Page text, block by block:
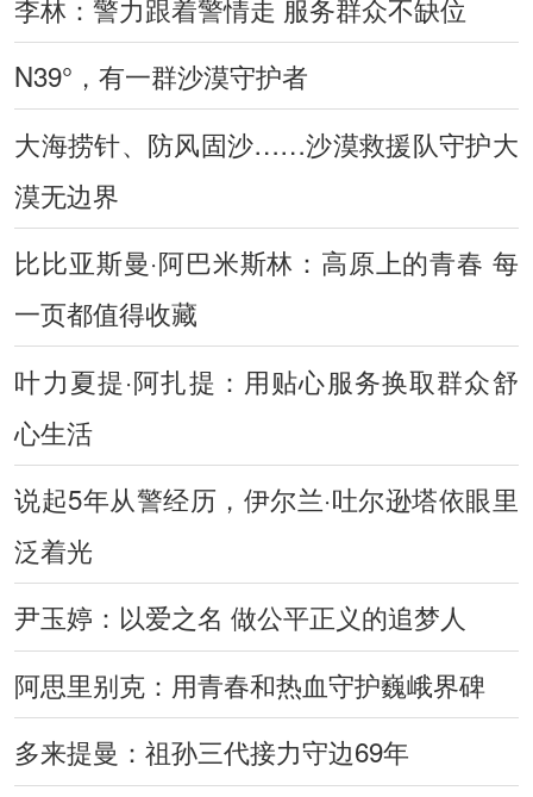
李林：警力跟着警情走 服务群众不缺位
N39°，有一群沙漠守护者
大海捞针、防风固沙……沙漠救援队守护大
漠无边界
比比亚斯曼·阿巴米斯林：高原上的青春 每
一页都值得收藏
叶力夏提·阿扎提：用贴心服务换取群众舒
心生活
说起5年从警经历，伊尔兰·吐尔逊塔依眼里
泛着光
尹玉婷：以爱之名 做公平正义的追梦人
阿思里别克：用青春和热血守护巍峨界碑
多来提曼：祖孙三代接力守边69年